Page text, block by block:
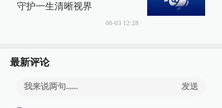
守护一生清晰视界
06-03 12:28
最新评论
我来说两句...... 发送